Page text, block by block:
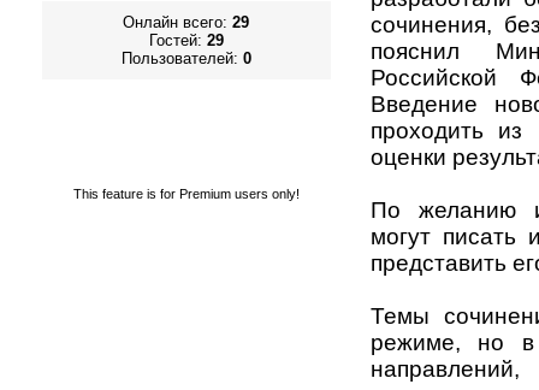
Онлайн всего: 29
Гостей: 29
Пользователей: 0
This feature is for Premium users only!
сочинения,
пояснил
Российской
Введение
проходить
оценки
По желанию
могут писать
представить
Темы
режиме, но в